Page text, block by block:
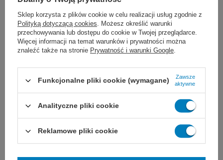
wybór takich akcesoriów znajdziesz w naszej
kategorii produktów do mycia i pielęgnacji
pacjenta.
Sklep korzysta z plików cookie w celu realizacji usług zgodnie z
Polityką dotyczącą cookies. Możesz określić warunki
przechowywania lub dostępu do cookie w Twojej przeglądarce.
Więcej informacji na temat warunków i prywatności można
znaleźć także na stronie Prywatność i warunki Google.
Funkcjonalne pliki cookie (wymagane)
Zawsze
aktywne
Analityczne pliki cookie
Reklamowe pliki cookie